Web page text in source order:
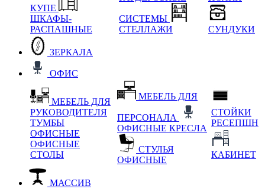
КУПЕ
ШКАФЫ-
РАСПАШНЫЕ
СИСТЕМЫ
СТЕЛЛАЖИ
СУНДУКИ
ЗЕРКАЛА
ОФИС
МЕБЕЛЬ ДЛЯ
РУКОВОДИТЕЛЯ
ТУМБЫ
ОФИСНЫЕ
ОФИСНЫЕ
СТОЛЫ
МЕБЕЛЬ ДЛЯ
ПЕРСОНАЛА
ОФИСНЫЕ КРЕСЛА
СТУЛЬЯ
ОФИСНЫЕ
СТОЙКИ
РЕСЕПШН
КАБИНЕТ
МАССИВ